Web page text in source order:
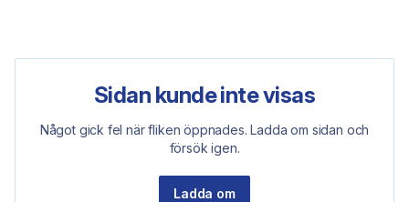
Sidan kunde inte visas
Något gick fel när fliken öppnades. Ladda om sidan och
försök igen.
Ladda om